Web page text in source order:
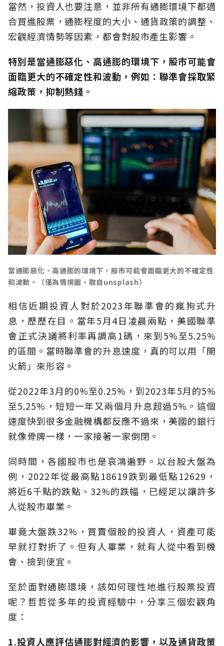
當然，投資人也要注意，並非所有通膨環境下都適
合買進股票，通膨程度的大小、通貨政策的調整、
宏觀經濟情勢等因素，都會對股市產生影響。
特別是當通膨惡化、高通膨的環境下，股市可能會
面臨更大的不確定性和波動，例如：聯準會採取緊
縮政策，抑制熱錢。
當通膨惡化、高通膨的環境下，股市可能會面臨更大的不確定性
和波動。（僅為情境圖，取自unsplash）
相信近期投資人對於2023年聯準會的瘋狗式升
息，歷歷在目。當年5月4日凌晨兩點，美國聯準
會正式決議將利率再調高1碼，來到5%至5.25%
的區間。當時聯準會的升息速度，真的可以用「開
火箭」來形容。
從2022年3月的0%至0.25%，到2023年5月的5%
至5.25%，短短一年又兩個月升息超過5%。這個
速度快到很多金融機構都反應不過來，美國的銀行
就像骨牌一樣，一家接著一家倒閉。
同時間，各國股市也是哀鴻遍野。以台股大盤為
例，2022年從最高點18619跌到最低點12629，
將近6千點的跌點、32%的跌幅，已經足以讓許多
人從股市畢業。
畢竟大盤跌32%，買賣個股的投資人，資產可能
早就打對折了。但有人畢業，就有人從中看到機
會、撿到便宜。
至於面對通膨環境，該如何理性地進行股票投資
呢？哲哲從多年的投資經驗中，分享三個宏觀角
度：
1.投資人應評估通膨對經濟的影響，以及通貨政策